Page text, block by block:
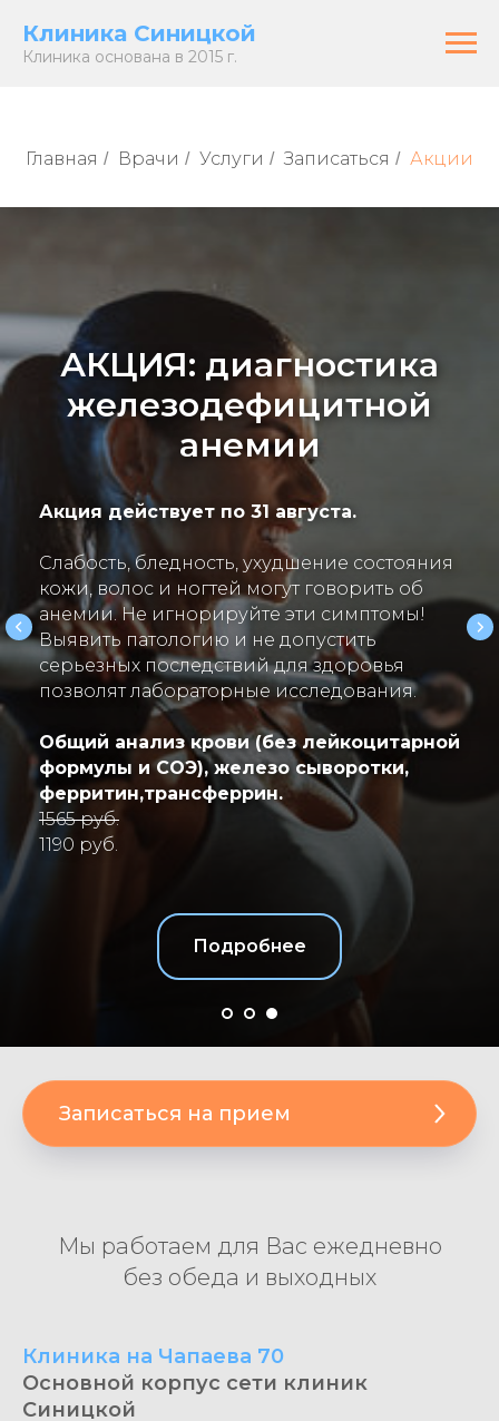
Клиника Синицкой
Клиника основана в 2015 г.
Главная / Врачи / Услуги / Записаться / Акции
АКЦИЯ: диагностика
железодефицитной
анемии
Акция действует по 31 августа.
Слабость, бледность, ухудшение состояния
кожи, волос и ногтей могут говорить об
анемии. Не игнорируйте эти симптомы!
Выявить патологию и не допустить
серьезных последствий для здоровья
позволят лабораторные исследования.
Общий анализ крови (без лейкоцитарной
формулы и СОЭ), железо сыворотки,
ферритин,трансферрин.
1565 руб.
1190 руб.
Подробнее
Записаться на прием
Мы работаем для Вас ежедневно
без обеда и выходных
Клиника на Чапаева 70
Основной корпус сети клиник
Синицкой